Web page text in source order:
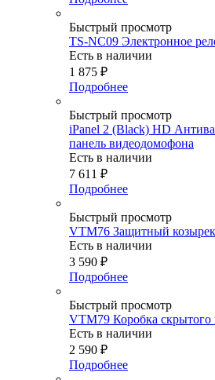
Быстрый просмотр
TS-NC09 Электронное
Есть в наличии
1 875 ₽
Подробнее
Быстрый просмотр
iPanel 2 (Black) HD
панель видеодомофона
Есть в наличии
7 611 ₽
Подробнее
Быстрый просмотр
VTM76 Защитный козырек
Есть в наличии
3 590 ₽
Подробнее
Быстрый просмотр
VTM79 Коробка cкрытого
Есть в наличии
2 590 ₽
Подробнее